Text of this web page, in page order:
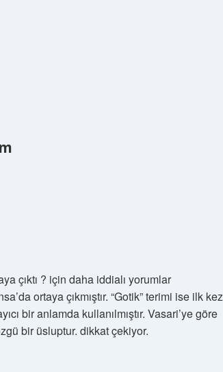
çıktı ? için daha iddialı yorumlar
ortaya çıkmıştır. “Gotik” terimi ise ilk kez
bir anlamda kullanılmıştır. Vasari’ye göre
bir üsluptur. dikkat çekiyor.